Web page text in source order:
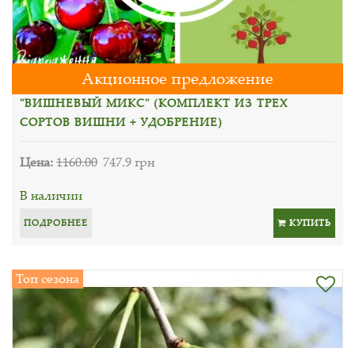
Акционное предложение
"ВИШНЕВЫЙ МИКС" (КОМПЛЕКТ ИЗ ТРЕХ
СОРТОВ ВИШНИ + УДОБРЕНИЕ)
Цена:1160.00 747.9 грн
В наличии
ПОДРОБНЕЕ КУПИТЬ
Топ сезона